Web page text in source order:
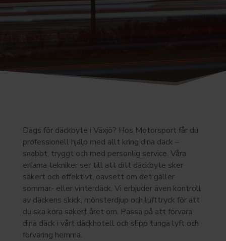
Dags för däckbyte i Växjö? Hos Motorsport får du
professionell hjälp med allt kring dina däck –
snabbt, tryggt och med personlig service. Våra
erfarna tekniker ser till att ditt däckbyte sker
säkert och effektivt, oavsett om det gäller
sommar- eller vinterdäck. Vi erbjuder även kontroll
av däckens skick, mönsterdjup och lufttryck för att
du ska köra säkert året om. Passa på att förvara
dina däck i vårt däckhotell och slipp tunga lyft och
förvaring hemma.